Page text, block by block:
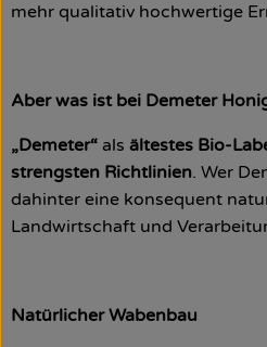
mehr qualitativ hochwertige
Aber was ist bei Demeter
„Demeter“ als ältestes Bio-
strengsten Richtlinien. Wer
dahinter eine konsequent
Landwirtschaft und
Natürlicher Wabenbau